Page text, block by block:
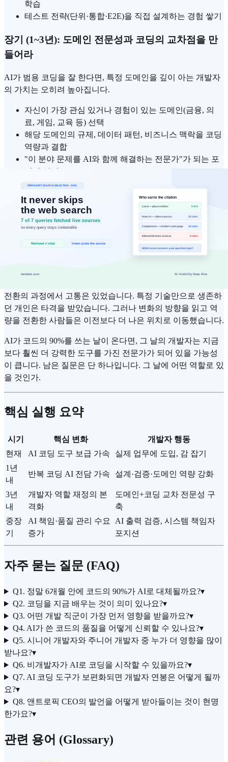
학습
테스트 전략(단위·통합·E2E)을 직접 설계하는 경험 쌓기
장기 (1~3년): 도메인 전문성과 코딩의 교차점을 만
들어라
AI가 범용 코딩을 잘 한다면, 특정 도메인을 깊이 아는 개발자
의 가치는 오히려 높아집니다.
자신이 가장 관심 있거나 경험이 있는 도메인(금융, 의
료, 게임, 교육 등) 선택
해당 도메인의 규제, 데이터 패턴, 비즈니스 맥락을 코딩
역량과 결합
"이 분야 문제를 AI와 함께 해결하는 전문가"가 되는 포
지션 설정
에필로그: 새 도구가 등장할 때마다 되풀
이되는 질문
새로운 강력한 도구가 등장할 때마다 인간의 역할이 사라지지
분 같았습니다.
역할이 사라진 것이 아니라 재정의되었습니다.
전환의 과정에서 고통은 있었습니다. 특정 기술만으로 생존하
던 개인은 타격을 받았습니다. 그러나 변화의 방향을 읽고 역
량을 전환한 사람들은 이전보다 더 나은 위치로 이동했습니다.
AI가 코드의 90%를 쓰는 날이 온다면, 그 날의 개발자는 지금
보다 훨씬 더 강력한 도구를 가진 전문가가 되어 있을 가능성
이 큽니다. 남은 질문은 단 하나입니다. 그 날에 어떤 역할로 있
을 것인가.
핵심 실행 요약
시기 핵심 변화
개발자 행동
현재
AI 코딩 도구 보급 가속
실제 업무에 도입, 감 잡기
1년
내
반복 코딩 AI 전담 가속 설계·검증·도메인 역량 강화
3년
내
개발자 역할 재정의 본
격화
도메인+코딩 교차 전문성 구
축
중장
기
AI 책임·품질 관리 수요
증가
AI 출력 검증, 시스템 책임자
포지션
자주 묻는 질문 (FAQ)
Q1. 정말 6개월 안에 코드의 90%가 AI로 대체될까요?▾
Q2. 코딩을 지금 배우는 것이 의미 있나요?▾
Q3. 어떤 개발 직군이 가장 먼저 영향을 받을까요?▾
Q4. AI가 쓴 코드의 품질을 어떻게 신뢰할 수 있나요?▾
Q5. 시니어 개발자와 주니어 개발자 중 누가 더 영향을 많이
받나요?▾
Q6. 비개발자가 AI로 코딩을 시작할 수 있을까요?▾
Q7. AI 코딩 도구가 보편화되면 개발자 연봉은 어떻게 될까
요?▾
Q8. 앤트로픽 CEO의 발언을 어떻게 받아들이는 것이 현명
한가요?▾
관련 용어 (Glossary)